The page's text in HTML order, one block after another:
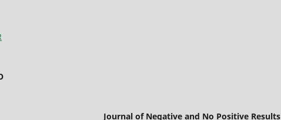
Journal of Negative and No Positive Results